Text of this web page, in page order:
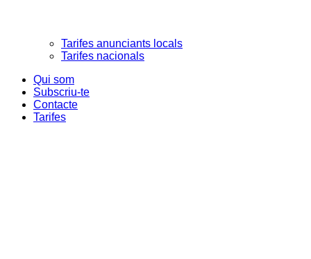
Tarifes anunciants locals
Tarifes nacionals
Qui som
Subscriu-te
Contacte
Tarifes